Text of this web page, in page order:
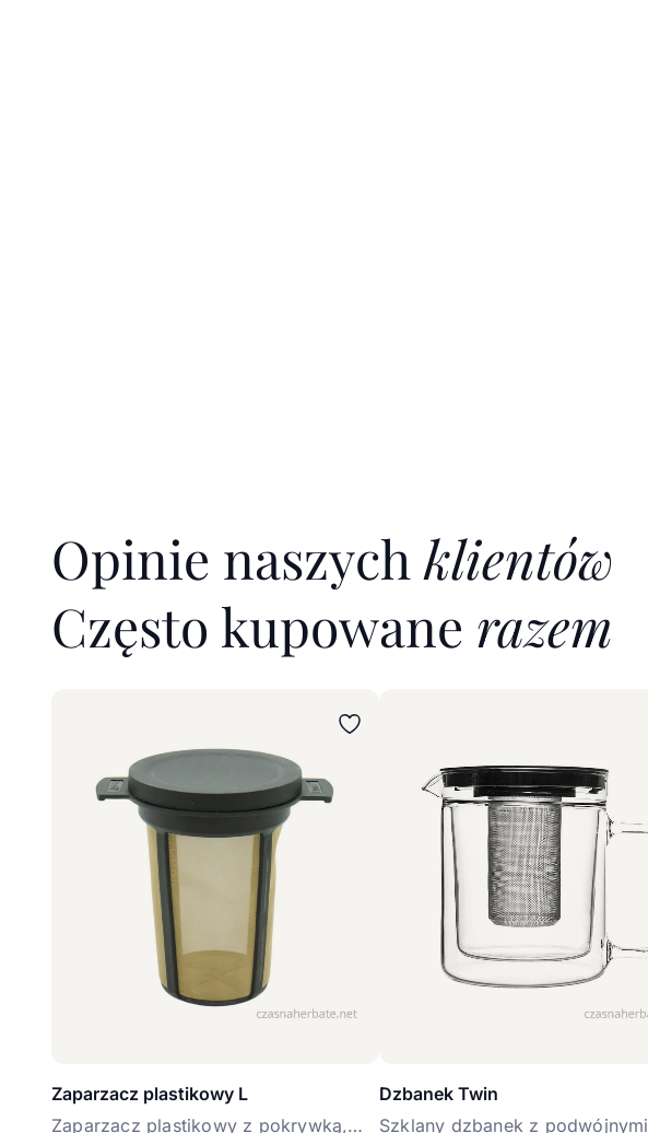
Opinie naszych klientów
Często kupowane razem
Zaparzacz plastikowy L
Zaparzacz plastikowy z pokrywką,
Dzbanek Twin
Szklany dzbanek z podwójnymi